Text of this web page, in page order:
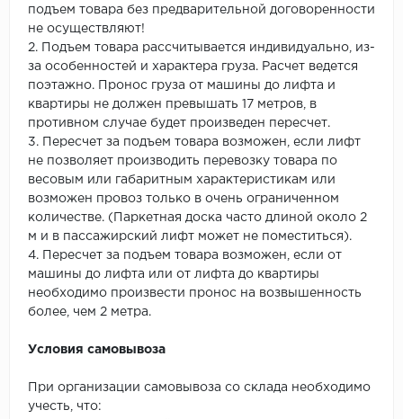
подъем товара без предварительной договоренности
не осуществляют!
2. Подъем товара рассчитывается индивидуально, из-
за особенностей и характера груза. Расчет ведется
поэтажно. Пронос груза от машины до лифта и
квартиры не должен превышать 17 метров, в
противном случае будет произведен пересчет.
3. Пересчет за подъем товара возможен, если лифт
не позволяет производить перевозку товара по
весовым или габаритным характеристикам или
возможен провоз только в очень ограниченном
количестве. (Паркетная доска часто длиной около 2
м и в пассажирский лифт может не поместиться).
4. Пересчет за подъем товара возможен, если от
машины до лифта или от лифта до квартиры
необходимо произвести пронос на возвышенность
более, чем 2 метра.
Условия самовывоза
При организации самовывоза со склада необходимо
учесть, что: